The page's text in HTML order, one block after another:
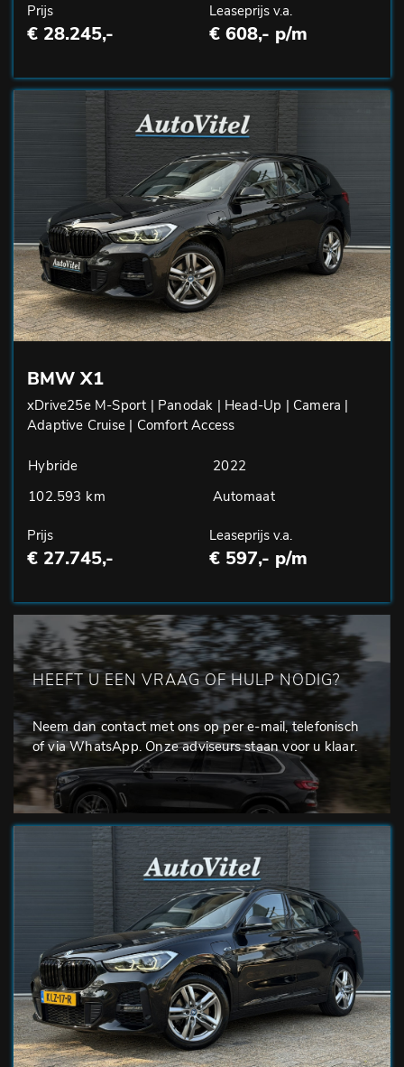
Prijs
€ 28.245,-
Leaseprijs v.a.
€ 608,- p/m
BMW X1
xDrive25e M-Sport | Panodak | Head-Up | Camera |
Adaptive Cruise | Comfort Access
Hybride
2022
102.593 km
Automaat
Prijs
€ 27.745,-
Leaseprijs v.a.
€ 597,- p/m
HEEFT U EEN VRAAG OF HULP NODIG?
Neem dan contact met ons op per e-mail, telefonisch
of via WhatsApp. Onze adviseurs staan voor u klaar.